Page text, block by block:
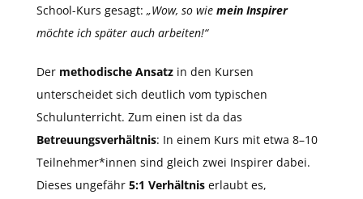
School-Kurs gesagt: „Wow, so wie mein Inspirer
möchte ich später auch arbeiten!“
Der methodische Ansatz in den Kursen
unterscheidet sich deutlich vom typischen
Schulunterricht. Zum einen ist da das
Betreuungsverhältnis: In einem Kurs mit etwa 8–10
Teilnehmer*innen sind gleich zwei Inspirer dabei.
Dieses ungefähr 5:1 Verhältnis erlaubt es,